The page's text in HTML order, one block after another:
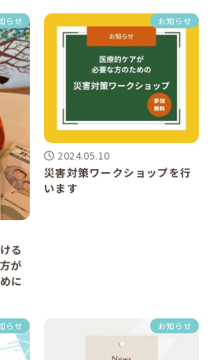
らせ
る
が
に
お知らせ
2024.05.10
災害対策ワークショップを行
います
らせ お知らせ